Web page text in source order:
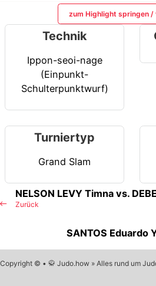
zum Highlight springen /
Technik
Ippon-seoi-nage
(Einpunkt-
Schulterpunktwurf)
Turniertyp
Grand Slam
Zurück
NELSON LEVY Timna vs.
SANTOS Eduardo
Copyright © • 🥋 Judo.how » Alles rund um